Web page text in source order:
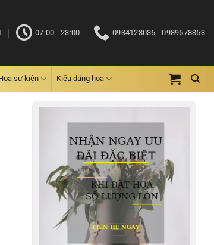
07:00 - 23:00 0934123036 - 0989578353
sự kiện Kiểu dáng hoa